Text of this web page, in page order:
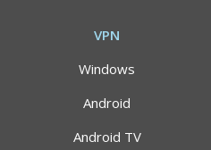
VPN
Windows
Android
Android TV